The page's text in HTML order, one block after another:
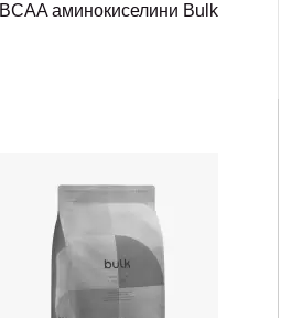
BCAA аминокиселини Bulk